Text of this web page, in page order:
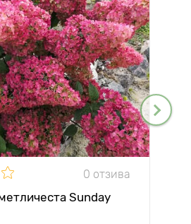
0 отзива
Sunday